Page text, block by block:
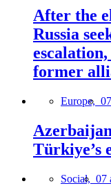
After the
Russia
former
Europe,
Türkiye’s
Social, 07